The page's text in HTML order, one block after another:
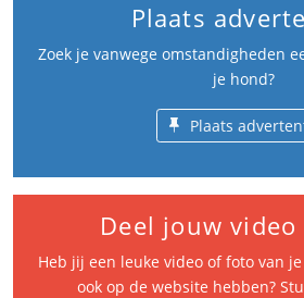
Plaats
Zoek je vanwege omstandigheden
je hond?
Plaats
Deel jouw
Heb jij een leuke video of foto van
ook op de website hebben?